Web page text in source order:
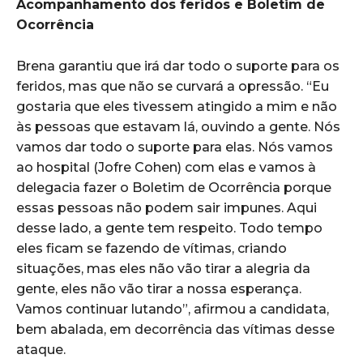
Acompanhamento dos feridos e Boletim de
Ocorrência
Brena garantiu que irá dar todo o suporte para os
feridos, mas que não se curvará a opressão. “Eu
gostaria que eles tivessem atingido a mim e não
às pessoas que estavam lá, ouvindo a gente. Nós
vamos dar todo o suporte para elas. Nós vamos
ao hospital (Jofre Cohen) com elas e vamos à
delegacia fazer o Boletim de Ocorrência porque
essas pessoas não podem sair impunes. Aqui
desse lado, a gente tem respeito. Todo tempo
eles ficam se fazendo de vítimas, criando
situações, mas eles não vão tirar a alegria da
gente, eles não vão tirar a nossa esperança.
Vamos continuar lutando”, afirmou a candidata,
bem abalada, em decorrência das vítimas desse
ataque.